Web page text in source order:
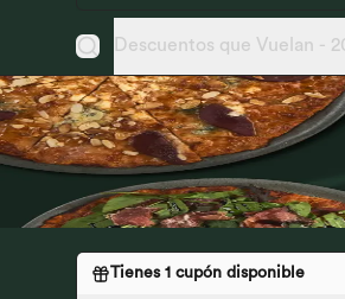
Descuentos que Vuelan -
Tienes 1 cupón disponible